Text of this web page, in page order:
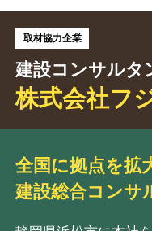
取材協力企業
建設コンサルタ
株式会社フ
全国に拠点を拡
建設総合コンサ